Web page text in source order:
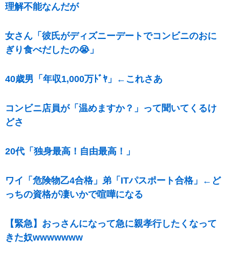
理解不能なんだが
女さん「彼氏がディズニーデートでコンビニのおに
ぎり食べだしたの😭」
40歳男「年収1,000万ﾄﾞﾔ」←これさあ
コンビニ店員が「温めますか？」って聞いてくるけ
どさ
20代「独身最高！自由最高！」
ワイ「危険物乙4合格」弟「ITパスポート合格」←ど
っちの資格が凄いかで喧嘩になる
【緊急】おっさんになって急に親孝行したくなって
きた奴wwwwwww